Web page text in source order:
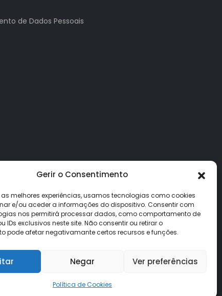
Gerir o Consentimento
as melhores experiências, usamos tecnologias como cookies
e/ou aceder a informações do dispositivo. Consentir com
nos permitirá processar dados, como comportamento de
IDs exclusivos neste site. Não consentir ou retirar o
pode afetar negativamante certos recursos e funções.
Negar Ver preferências
Política de Cookies
de Dados Pessoais